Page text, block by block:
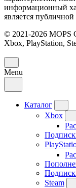
информационный
является
© 2021-2026 MOPS
Xbox, PlayStation,
Menu
Каталог
Xbox
Steam